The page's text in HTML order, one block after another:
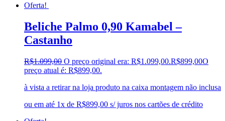
Oferta!
Beliche Palmo 0,90 Kamabel –
Castanho
R$1.099,00 O preço original era: R$1.099,00.R$899,00O
preço atual é: R$899,00.
à vista a retirar na loja produto na caixa montagem não inclusa
ou em até 1x de R$899,00 s/ juros nos cartões de crédito